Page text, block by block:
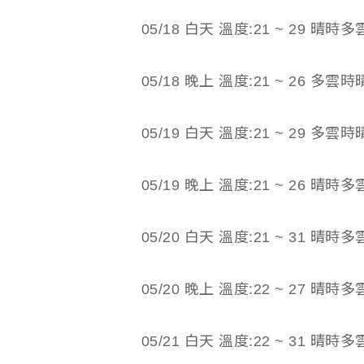
05/18 白天 溫度:21 ~ 29 晴時多
05/18 晚上 溫度:21 ~ 26 多雲時
05/19 白天 溫度:21 ~ 29 多雲時
05/19 晚上 溫度:21 ~ 26 晴時多
05/20 白天 溫度:21 ~ 31 晴時多
05/20 晚上 溫度:22 ~ 27 晴時多
05/21 白天 溫度:22 ~ 31 晴時多